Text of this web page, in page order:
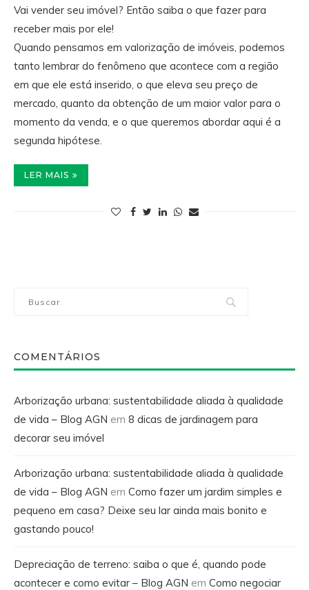
Vai vender seu imóvel? Então saiba o que fazer para
receber mais por ele!
Quando pensamos em valorização de imóveis, podemos
tanto lembrar do fenômeno que acontece com a região
em que ele está inserido, o que eleva seu preço de
mercado, quanto da obtenção de um maior valor para o
momento da venda, e o que queremos abordar aqui é a
segunda hipótese.
LER MAIS
COMENTÁRIOS
Arborização urbana: sustentabilidade aliada à qualidade
de vida – Blog AGN em 8 dicas de jardinagem para
decorar seu imóvel
Arborização urbana: sustentabilidade aliada à qualidade
de vida – Blog AGN em Como fazer um jardim simples e
pequeno em casa? Deixe seu lar ainda mais bonito e
gastando pouco!
Depreciação de terreno: saiba o que é, quando pode
acontecer e como evitar – Blog AGN em Como negociar